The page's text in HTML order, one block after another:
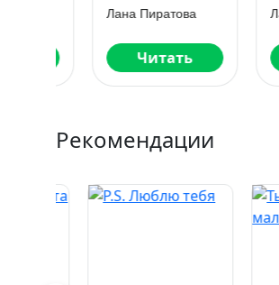
Лана Пиратова
Читать
Рекомендации